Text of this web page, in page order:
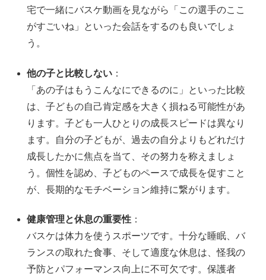
宅で一緒にバスケ動画を見ながら「この選手のここ
がすごいね」といった会話をするのも良いでしょ
う。
他の子と比較しない ：
「あの子はもうこんなにできるのに」といった比較
は、子どもの自己肯定感を大きく損ねる可能性があ
ります。子ども一人ひとりの成長スピードは異なり
ます。自分の子どもが、過去の自分よりもどれだけ
成長したかに焦点を当て、その努力を称えましょ
う。個性を認め、子どものペースで成長を促すこと
が、長期的なモチベーション維持に繋がります。
健康管理と休息の重要性 ：
バスケは体力を使うスポーツです。十分な睡眠、バ
ランスの取れた食事、そして適度な休息は、怪我の
予防とパフォーマンス向上に不可欠です。保護者